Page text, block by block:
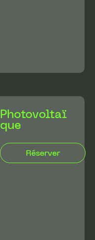
Photovoltaï
que